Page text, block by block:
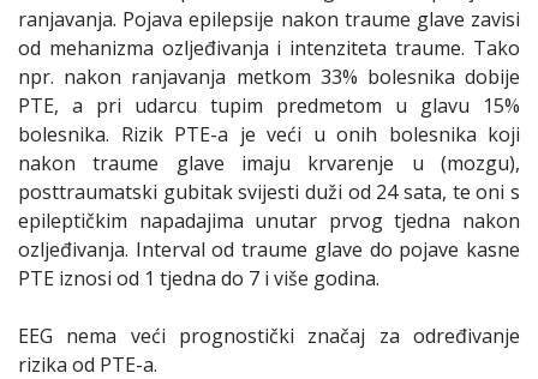
ranjavanja. Pojava epilepsije nakon traume glave zavisi
od mehanizma ozljeđivanja i intenziteta traume. Tako
npr. nakon ranjavanja metkom 33% bolesnika dobije
PTE, a pri udarcu tupim predmetom u glavu 15%
bolesnika. Rizik PTE-a je veći u onih bolesnika koji
nakon traume glave imaju krvarenje u (mozgu),
posttraumatski gubitak svijesti duži od 24 sata, te oni s
epileptičkim napadajima unutar prvog tjedna nakon
ozljeđivanja. Interval od traume glave do pojave kasne
PTE iznosi od 1 tjedna do 7 i više godina.
EEG nema veći prognostički značaj za određivanje
rizika od PTE-a.